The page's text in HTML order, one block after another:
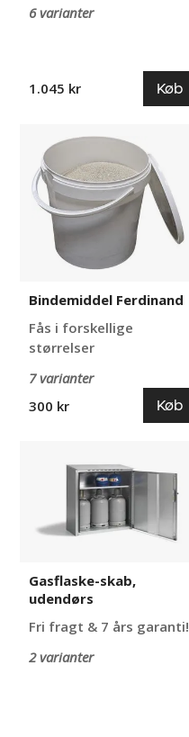
6 varianter
1.045 kr Køb
Bindemiddel
Ferdinand
Bindemiddel Ferdinand
Fås i forskellige
størrelser
7 varianter
300 kr
Køb
udendørs
Gasflaske-skab,
udendørs
Fri fragt & 7 års garanti!
2 varianter